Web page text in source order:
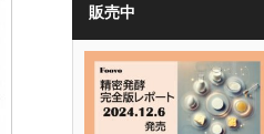
販売中